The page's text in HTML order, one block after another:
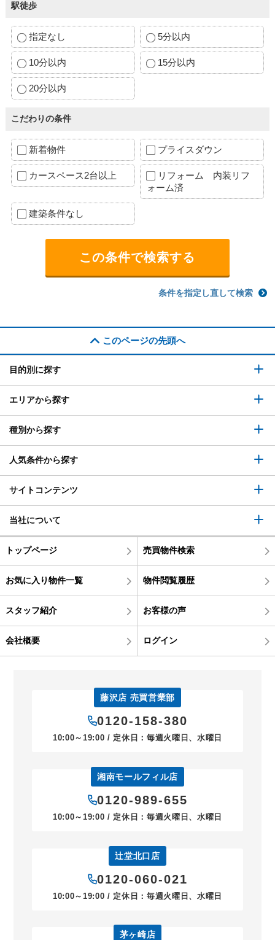
駅徒歩
指定なし 5分以内
10分以内 15分以内
20分以内
こだわりの条件
新着物件 プライスダウン
カースペース2台以上
リフォーム 内装リフ
ォーム済
建築条件なし
条件を指定し直して検索
このページの先頭へ
目的別に探す
エリアから探す
種別から探す
人気条件から探す
サイトコンテンツ
当社について
トップページ 売買物件検索
お気に入り物件一覧 物件閲覧履歴
スタッフ紹介 お客様の声
会社概要 ログイン
藤沢店 売買営業部
0120-158-380
10:00～19:00 / 定休日：毎週火曜日、水曜日
湘南モールフィル店
0120-989-655
10:00～19:00 / 定休日：毎週火曜日、水曜日
辻堂北口店
0120-060-021
10:00～19:00 / 定休日：毎週火曜日、水曜日
茅ヶ崎店